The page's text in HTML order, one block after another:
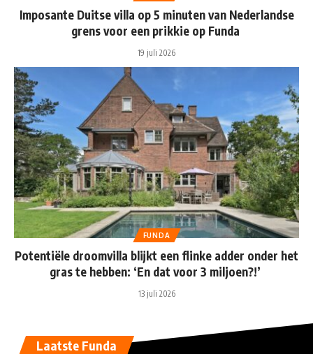
Imposante Duitse villa op 5 minuten van Nederlandse
grens voor een prikkie op Funda
19 juli 2026
FUNDA
Potentiële droomvilla blijkt een flinke adder onder het
gras te hebben: ‘En dat voor 3 miljoen?!’
13 juli 2026
Laatste Funda